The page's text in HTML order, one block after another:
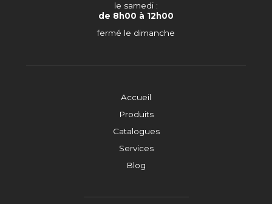
Accueil
Produits
Catalogues
Services
Blog
le samedi :
de 8h00 à 12h00
fermé le dimanche